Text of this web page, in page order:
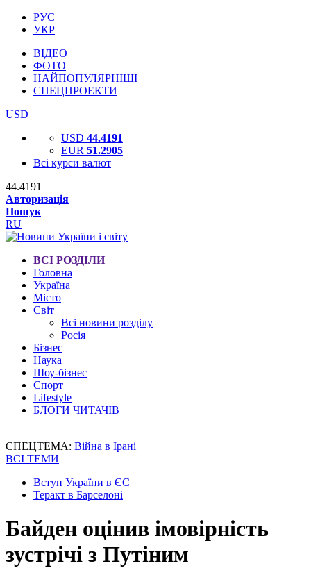
РУС
УКР
ВІДЕО
ФОТО
НАЙПОПУЛЯРНІШІ
СПЕЦПРОЕКТИ
USD
USD 44.4191
EUR 51.2905
Всі курси валют
44.4191
Авторизація
Пошук
RU
ВСІ РОЗДІЛИ
Головна
Україна
Місто
Світ
Всі новини розділу
Росія
Бізнес
Наука
Шоу-бізнес
Спорт
Lifestyle
БЛОГИ ЧИТАЧІВ
СПЕЦТЕМА: Війна в Ірані
ВСІ ТЕМИ
Вступ України в ЄС
Теракт в Барселоні
Байден оцінив імовірність
зустрічі з Путіним